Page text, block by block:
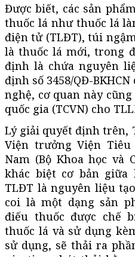
Được biết, các sản
thuốc lá như thuốc lá
điện tử (TLĐT), túi
là thuốc lá mới, trong
định là chứa nguyên
định số 3458/QĐ-
nghệ, cơ quan này
quốc gia (TCVN) cho
Lý giải quyết định trên,
Viện trưởng Viện
Nam (Bộ Khoa học và
khác biệt cơ bản giữa
TLĐT là nguyên liệu
coi là một dạng sản
điếu thuốc được chế
thuốc lá và sử dụng
sử dụng, sẽ thải ra